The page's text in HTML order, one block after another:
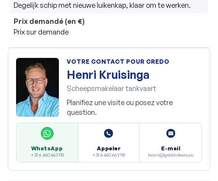
Degelijk schip met nieuwe luikenkap, klaar om te werken.
Prix demandé (en €)
Prix sur demande
VOTRE CONTACT POUR CREDO
Henri Kruisinga
Scheepsmakelaar tankvaart
Planifiez une visite ou posez votre
question.
WhatsApp
+31 6 460 663 98
Appeler
+31 6 460 663 98
E-mail
henri@gskbrokers.eu